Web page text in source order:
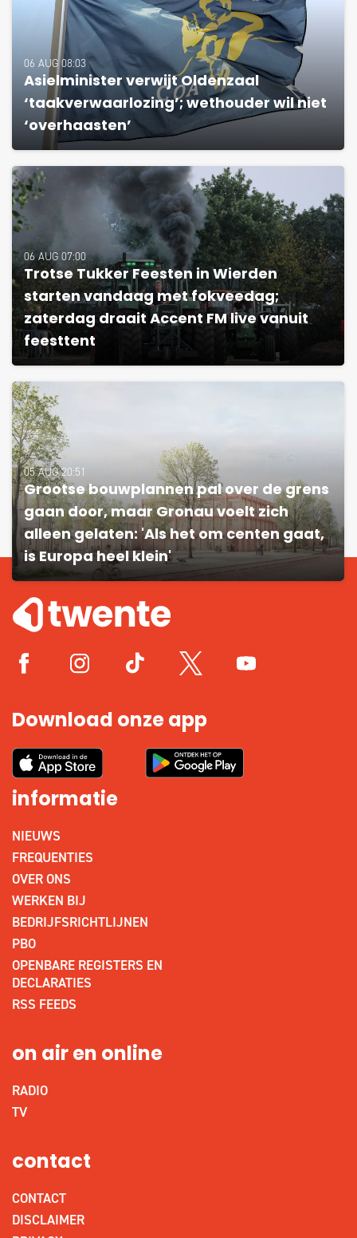
06 AUG 08:03
Asielminister verwijt Oldenzaal
‘taakverwaarlozing’; wethouder wil niet
‘overhaasten’
06 AUG 07:00
Trotse Tukker Feesten in Wierden
starten vandaag met fokveedag;
zaterdag draait Accent FM live vanuit
feesttent
05 AUG 20:51
Grootse bouwplannen pal over de grens
gaan door, maar Gronau voelt zich
alleen gelaten: 'Als het om centen gaat,
is Europa heel klein'
Download onze app
informatie
NIEUWS
FREQUENTIES
OVER ONS
WERKEN BIJ
BEDRIJFSRICHTLIJNEN
PBO
OPENBARE REGISTERS EN
DECLARATIES
RSS FEEDS
on air en online
RADIO
TV
contact
CONTACT
DISCLAIMER